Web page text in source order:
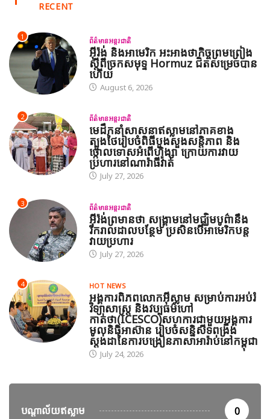
RECENT
1 ព័ត៌មានអន្តរជាតិ
អ៊ីរ៉ង់ និងអាមេរិក អះអាងថាកិច្ចព្រមព្រៀង
ស្តីពីច្រកសមុទ្ទ Hormuz ជិតសម្រេចបាន
ហើយ
August 6, 2026
2 ព័ត៌មានអន្តរជាតិ
មេដឹកនាំសាសនាឥស្លាមនៅភាគខាង
ត្បូងថៃរៀបចំពិធីបួងសួងសន្តិភាព និង
ថ្កោលទោសអំពើហិង្សា ក្រោយការវាយ
ប្រហារនៅណារ៉ាធីវ៉ាត់
July 27, 2026
3 ព័ត៌មានអន្តរជាតិ
អ៊ីរ៉ង់ព្រមានថា សង្គ្រាមនៅមជ្ឈិមបូព៌ានឹង
រីករាលដាលបន្ថែម ប្រសិនបើអាមេរិកបន្ត
វាយប្រហារ
July 27, 2026
4 HOT NEWS
អង្គការពិភពលោកអ៊ីស្លាម សម្រាប់ការអប់រំ
វិទ្យាសាស្ត្រ និងវប្បធម៌ហៅ
កាត់ថា(ICESCO)សហការជាមួយអង្គការ
មូលនិធិអាស៊ាន រៀបចំសន្និសីទពង្រឹង
ស្តង់ដានៃការបង្រៀនភាសាអារ៉ាប់នៅកម្ពុជា
July 24, 2026
បណ្តាល័យឥស្លាម 0